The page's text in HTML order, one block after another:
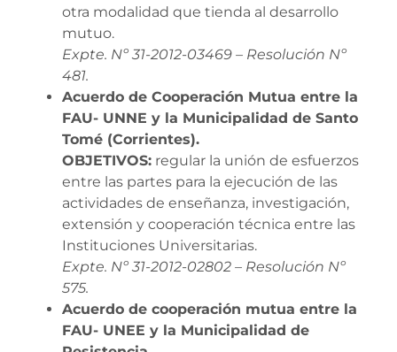
otra modalidad que tienda al desarrollo
mutuo.
Expte. Nº 31-2012-03469 – Resolución Nº
481.
Acuerdo de Cooperación Mutua entre la
FAU- UNNE y la Municipalidad de Santo
Tomé (Corrientes).
OBJETIVOS: regular la unión de esfuerzos
entre las partes para la ejecución de las
actividades de enseñanza, investigación,
extensión y cooperación técnica entre las
Instituciones Universitarias.
Expte. Nº 31-2012-02802 – Resolución Nº
575.
Acuerdo de cooperación mutua entre la
FAU- UNEE y la Municipalidad de